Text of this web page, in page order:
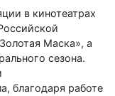
в кинотеатрах
Маска», а
сезона.
благодаря работе